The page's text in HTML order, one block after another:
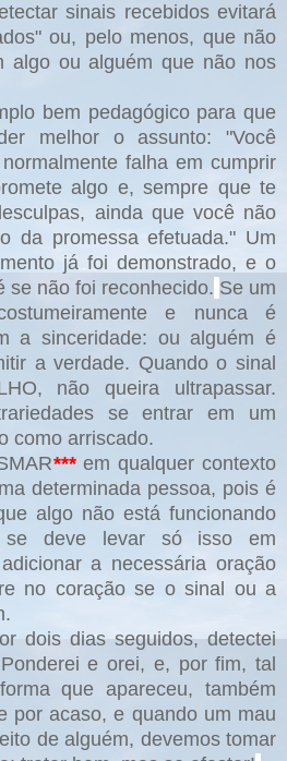
sinais recebidos evitará
ou, pelo menos, que não
algo ou alguém que não nos
bem pedagógico para que
melhor o assunto: "Você
falha em cumprir
algo e, sempre que te
ainda que você não
da promessa efetuada." Um
já foi demonstrado, e o
se não foi reconhecido. Se um
e nunca é
a sinceridade: ou alguém é
a verdade. Quando o sinal
não queira ultrapassar.
se entrar em um
como arriscado.
***em qualquer contexto
determinada pessoa, pois é
algo não está funcionando
se deve levar só isso em
a necessária oração
no coração se o sinal ou a
dois dias seguidos, detectei
e orei, e, por fim, tal
que apareceu, também
por acaso, e quando um mau
de alguém, devemos tomar